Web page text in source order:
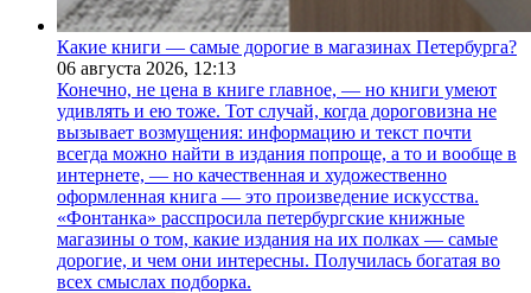
Какие книги — самые дорогие в магазинах Петербурга?
06 августа 2026, 12:13
Конечно, не цена в книге главное, — но книги умеют
удивлять и ею тоже. Тот случай, когда дороговизна не
вызывает возмущения: информацию и текст почти
всегда можно найти в издания попроще, а то и вообще в
интернете, — но качественная и художественно
оформленная книга — это произведение искусства.
«Фонтанка» расспросила петербургские книжные
магазины о том, какие издания на их полках — самые
дорогие, и чем они интересны. Получилась богатая во
всех смыслах подборка.